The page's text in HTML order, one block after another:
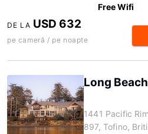
Free Wifi
DE LA USD 632
pe cameră / pe noapte
Long
1441 Pacific
897, Tofino,